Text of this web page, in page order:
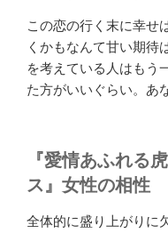
この恋の行く末に幸せ
くかもなんて甘い期待
を考えている人はもう
た方がいいぐらい。あ
『愛情あふれる
ス』女性の相性
全体的に盛り上がりに